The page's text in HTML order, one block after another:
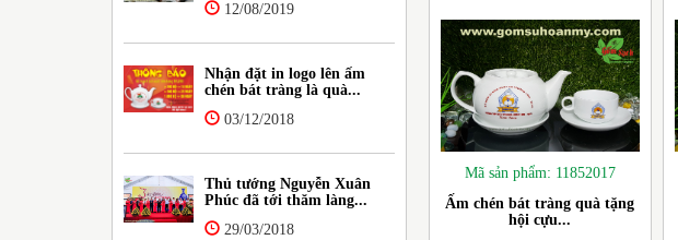
Mã sản phẩm: 11852017
Ấm chén bát tràng quà tặng
hội cựu...
12/08/2019
Nhận đặt in logo lên ấm
chén bát tràng là quà...
03/12/2018
Thủ tướng Nguyễn Xuân
Phúc đã tới thăm làng...
29/03/2018